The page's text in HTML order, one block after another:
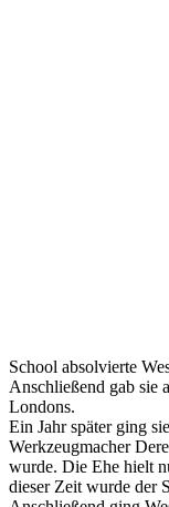
School absolvierte
Anschließend gab sie
Londons.
Ein Jahr später ging
Werkzeugmacher
wurde. Die Ehe hielt
dieser Zeit wurde der